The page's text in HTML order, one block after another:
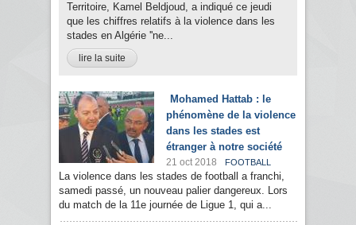
Territoire, Kamel Beldjoud, a indiqué ce jeudi
que les chiffres relatifs à la violence dans les
stades en Algérie ''ne...
lire la suite
Mohamed Hattab : le
phénomène de la violence
dans les stades est
étranger à notre société
21 oct 2018 FOOTBALL
La violence dans les stades de football a franchi,
samedi passé, un nouveau palier dangereux. Lors
du match de la 11e journée de Ligue 1, qui a...